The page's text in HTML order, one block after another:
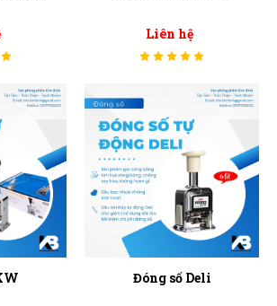
Liên hệ
Đóng số Deli